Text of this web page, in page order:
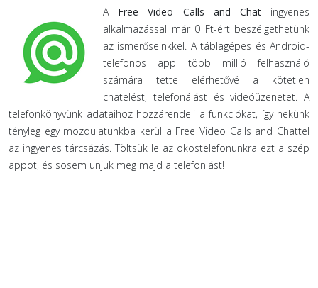
A Free Video Calls and Chatingyenes
alkalmazással már 0 Ft-ért beszélgethetünk
az ismerőseinkkel. A táblagépes és Android-
telefonos app több millió felhasználó
számára tette elérhetővé a kötetlen
chatelést, telefonálást és videóüzenetet. A
telefonkönyvünk adataihoz hozzárendeli a funkciókat, így nekünk
tényleg egy mozdulatunkba kerül a Free Video Calls and Chattel
az ingyenes tárcsázás. Töltsük le az okostelefonunkra ezt a szép
appot, és sosem unjuk meg majd a telefonlást!